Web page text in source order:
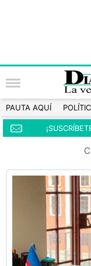
PAUTA AQUÍ